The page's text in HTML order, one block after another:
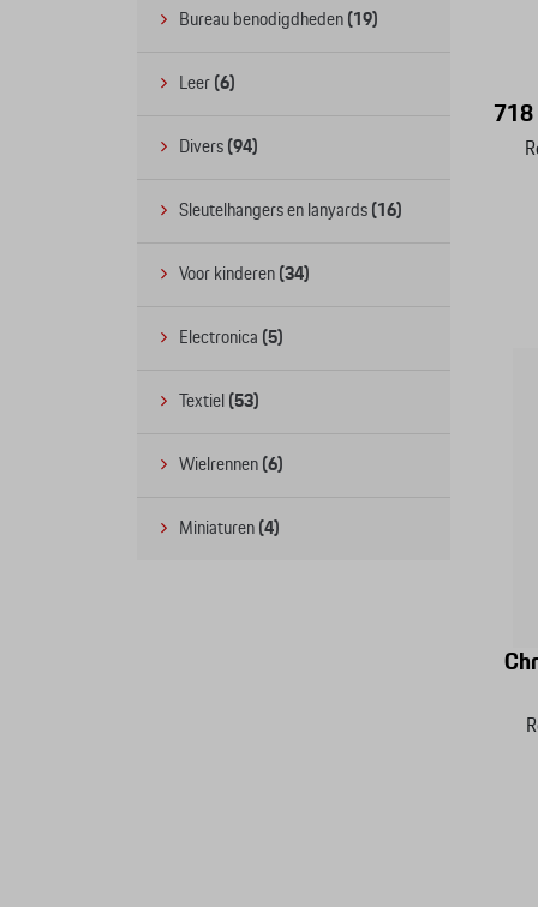
Bureau benodigdheden (19)
Leer (6)
Divers (94)
Sleutelhangers en lanyards (16)
Voor kinderen (34)
Electronica (5)
Textiel (53)
Wielrennen (6)
Miniaturen (4)
718